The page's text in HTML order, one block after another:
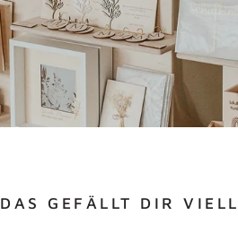
DAS GEFÄLLT DIR